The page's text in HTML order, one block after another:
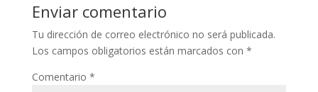
Enviar comentario
Tu dirección de correo electrónico no será publicada.
Los campos obligatorios están marcados con *
Comentario *